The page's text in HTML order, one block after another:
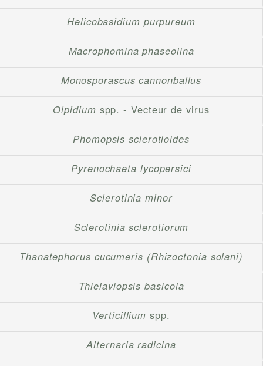
Helicobasidium purpureum
Macrophomina phaseolina
Monosporascus cannonballus
Olpidium spp. - Vecteur de virus
Phomopsis sclerotioides
Pyrenochaeta lycopersici
Sclerotinia minor
Sclerotinia sclerotiorum
Thanatephorus cucumeris (Rhizoctonia solani)
Thielaviopsis basicola
Verticillium spp.
Alternaria radicina